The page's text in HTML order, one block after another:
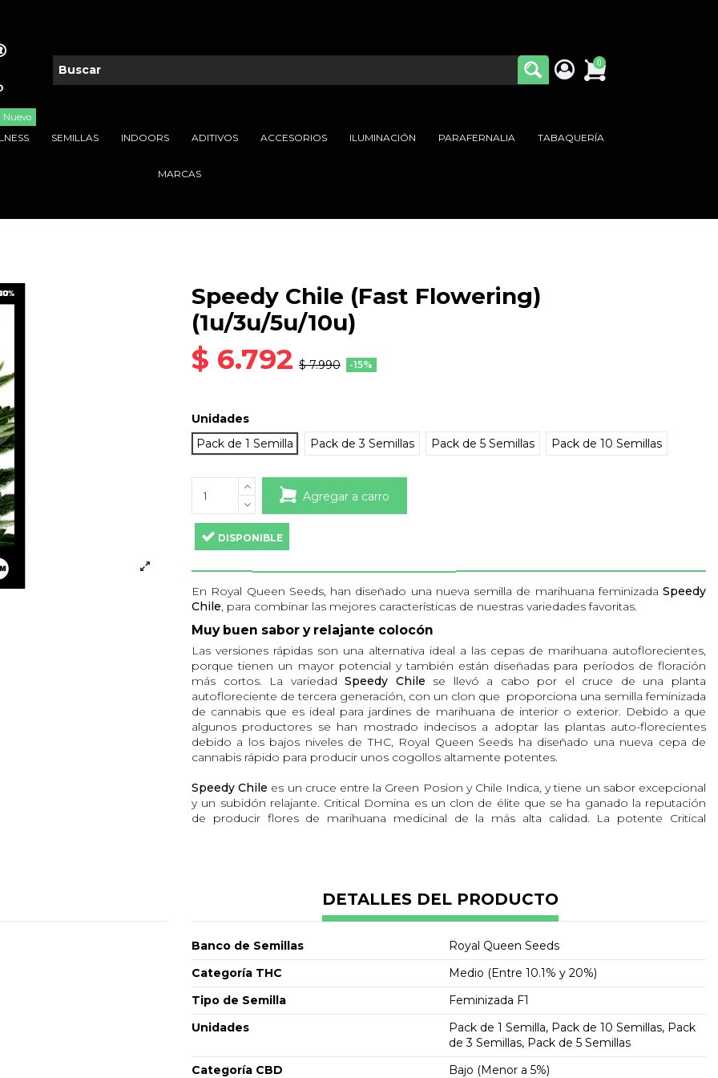
0
Nuevo
SEMILLAS INDOORS ADITIVOS ACCESORIOS ILUMINACIÓN PARAFERNALIA TABAQUERÍA
MARCAS
Speedy Chile (Fast Flowering)
(1u/3u/5u/10u)
$ 6.792 $ 7.990 -15%
Unidades
Pack de 1 Semilla
Pack de 3 Semillas Pack de 5 Semillas Pack de 10 Semillas
Agregar a carro
DISPONIBLE
En Royal Queen Seeds, han diseñado una nueva semilla de marihuana feminizada Speedy
Chile , para combinar las mejores características de nuestras variedades favoritas.
Muy buen sabor y relajante colocón
Las versiones rápidas son una alternativa ideal a las cepas de marihuana autoflorecientes,
porque tienen un mayor potencial y también están diseñadas para períodos de floración
más cortos. La variedadSpeedy Chile se llevó a cabo por el cruce de una planta
autofloreciente de tercera generación, con un clon que proporciona una semilla feminizada
de cannabis que es ideal para jardines de marihuana de interior o exterior. Debido a que
algunos productores se han mostrado indecisos a adoptar las plantas auto-florecientes
debido a los bajos niveles de THC, Royal Queen Seeds ha diseñado una nueva cepa de
cannabis rápido para producir unos cogollos altamente potentes.
Speedy Chile es un cruce entre la Green Posion y Chile Indica, y tiene un sabor excepcional
y un subidón relajante. Critical Domina es un clon de élite que se ha ganado la reputación
de producir flores de marihuana medicinal de la más alta calidad. La potente Critical
poco a poco acercándose a ti, y Speedy Chile
ofrece un subidón que es ideal para aquellos
que tienen tareas que realizar durante el día.
La Indica también presta una agradable sensación de relax a los cogollos terminados, por
es ideal para aquellos que disfrutan de fumar durante todo el día. Las
semillas feminizadas
tienen un ciclo de vida rápido, por lo que pueden
cosechar grandes cogollos en tan sólo ocho semanas. La cepa de floración rápida es una
de las más rápidas en el mercado, y la composición genética es ideal para aquellos que
quieran aprovechar al máximo su área de crecimiento con tiempos de respuesta rápidos
entre los cultivos. Las semillas
son una excelente opción para los cultivadores
de interior o exterior, y la planta es perfecta tanto para principiantes como expertos. Los
principiantes podrán apreciar el hecho de queSpeedy Chilerequiere pocos cuidados, y los
DETALLES DEL PRODUCTO
Banco de Semillas
Royal Queen Seeds
Categoría THC
Medio (Entre 10.1% y 20%)
Tipo de Semilla
Feminizada F1
Unidades
Pack de 1 Semilla, Pack de 10 Semillas, Pack
de 3 Semillas, Pack de 5 Semillas
Categoría CBD
Bajo (Menor a 5%)